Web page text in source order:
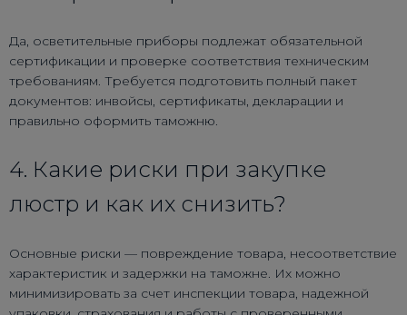
Да, осветительные приборы подлежат обязательной
сертификации и проверке соответствия техническим
требованиям. Требуется подготовить полный пакет
документов: инвойсы, сертификаты, декларации и
правильно оформить таможню.
4. Какие риски при закупке
люстр и как их снизить?
Основные риски — повреждение товара, несоответствие
характеристик и задержки на таможне. Их можно
минимизировать за счет инспекции товара, надежной